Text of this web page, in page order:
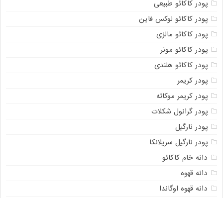
پودر کاکائو طبیعی
پودر کاکائو لوکس فاین
پودر کاکائو مالزی
پودر کاکائو مونر
پودر کاکائو هلندی
پودر کریمر
پودر کریمر موکاته
پودر گرانول شکلات
پودر نارگیل
پودر نارگیل سریلانکا
دانه خام کاکائو
دانه قهوه
دانه قهوه اوگاندا